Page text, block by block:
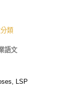
類
語文
LSP